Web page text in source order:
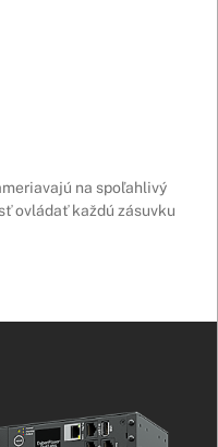
na spoľahlivý
ovládať každú zásuvku